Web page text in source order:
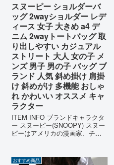
スヌーピー ショルダーバ
ッグ 2wayショルダー レデ
ィース 女子 大きめ a4 デ
ニム 2wayトートバッグ 取
り出しやすい カジュアル
ストリート 大人 女の子 メ
ンズ 男子 男の子 バッグ ブ
ランド 人気 斜め掛け 肩掛
け 斜めがけ 多機能 おしゃ
れ かわいい オススメ キャ
ラクター
ITEM INFO ブランドキャラクタ
ー スヌーピー(SNOOPY) スヌー
ピーはアメリカの漫画家、チャ
ーナッツ(PEANUTS)」に登場す
おすすめ商品